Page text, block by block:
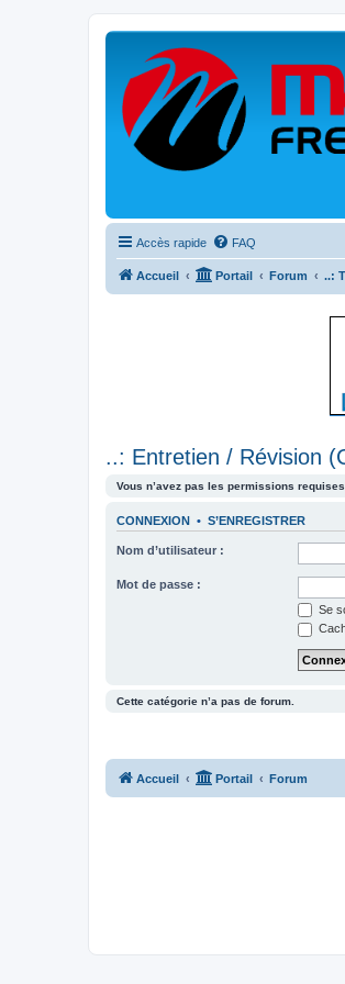
Accès rapide FAQ
Accueil Portail Forum ..:
..: Entretien / Révision
Vous n’avez pas les permissions
CONNEXION • S’ENREGISTRER
Nom d’utilisateur :
Mot de passe :
Se
Cette catégorie n’a pas de forum.
Accueil Portail Forum